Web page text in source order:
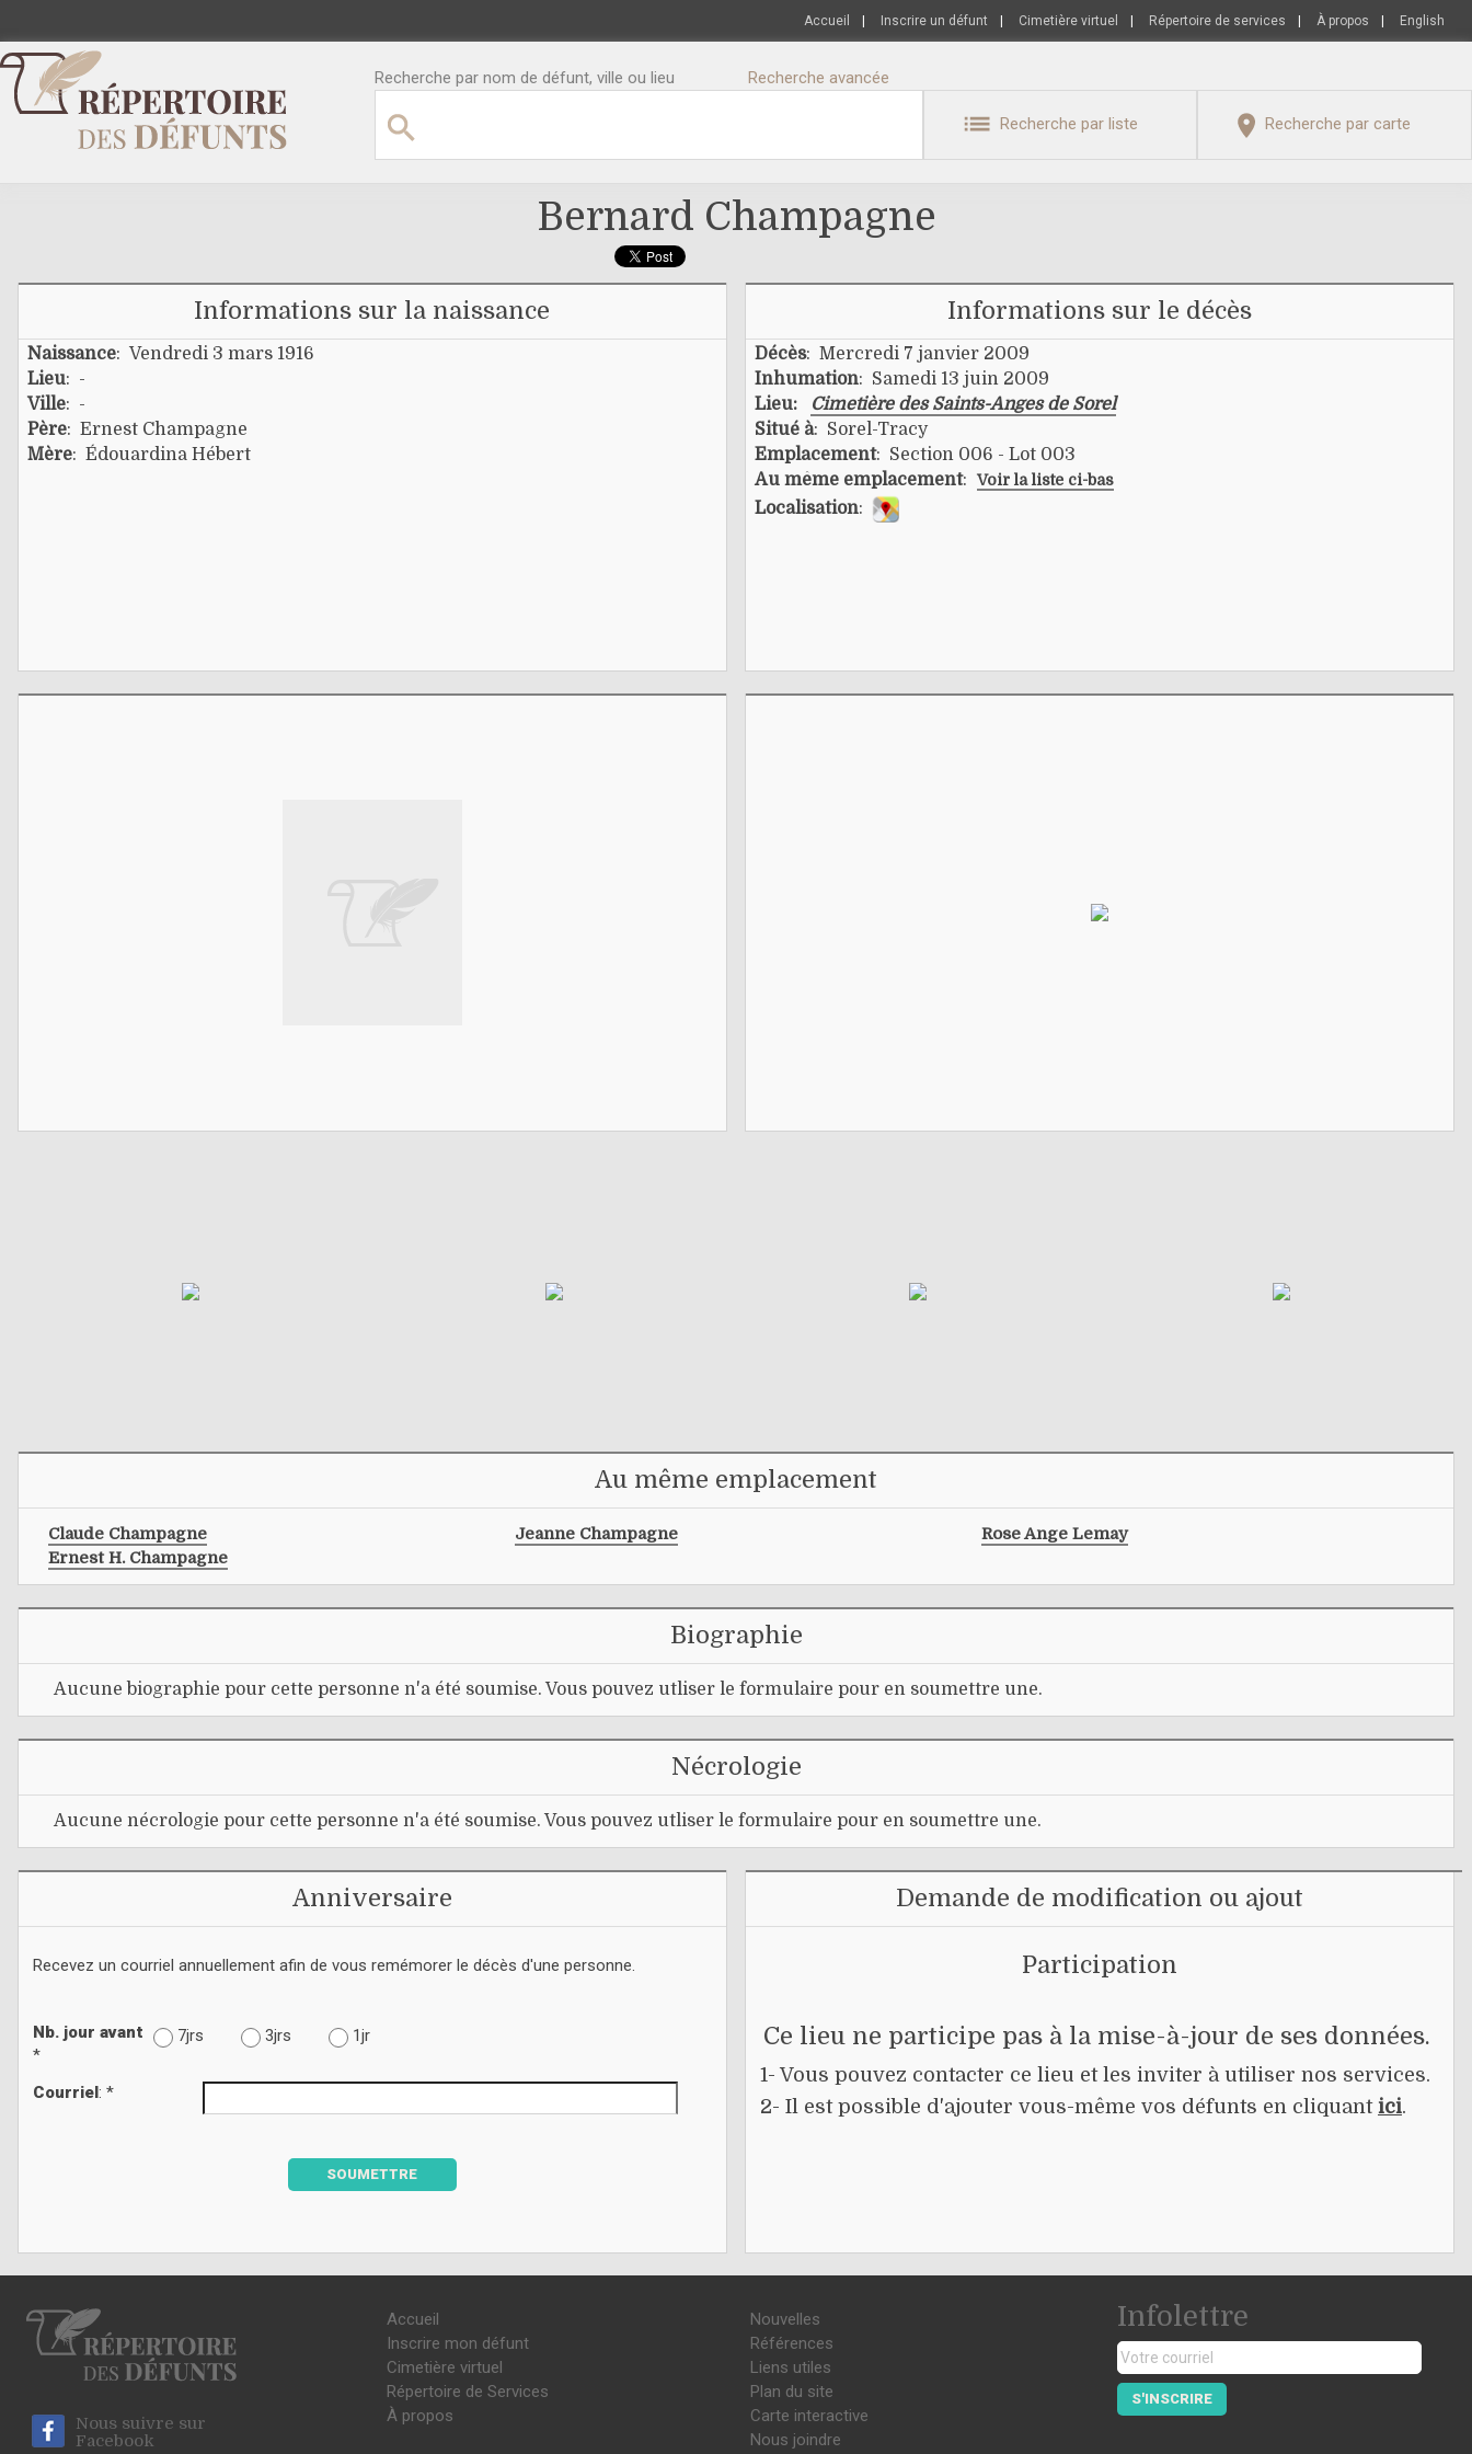
Accueil Inscrire un défunt Cimetière virtuel Répertoire de services À propos English
Recherche par nom de défunt, ville ou lieu Recherche avancée
Recherche par liste Recherche par carte
Bernard Champagne
Informations sur la naissance
Naissance: Vendredi 3 mars 1916
Lieu: -
Ville: -
Père: Ernest Champagne
Mère: Édouardina Hébert
Informations sur le décès
Décès: Mercredi 7 janvier 2009
Inhumation: Samedi 13 juin 2009
Lieu:
Cimetière des Saints-Anges de Sorel
Situé à: Sorel-Tracy
Emplacement: Section 006 - Lot 003
Au même emplacement: Voir la liste ci-bas
Localisation:
Au même emplacement
Claude Champagne
Ernest H. Champagne
Jeanne Champagne Rose Ange Lemay
Biographie
Aucune biographie pour cette personne n'a été soumise. Vous pouvez utliser le formulaire pour en soumettre une.
Nécrologie
Aucune nécrologie pour cette personne n'a été soumise. Vous pouvez utliser le formulaire pour en soumettre une.
Anniversaire
Recevez un courriel annuellement afin de vous remémorer le décès d'une personne.
Nb. jour avant
*
7jrs 3jrs 1jr
Courriel: *
SOUMETTRE
Demande de modification ou ajout
Participation
Ce lieu ne participe pas à la mise-à-jour de ses données.
1- Vous pouvez contacter ce lieu et les inviter à utiliser nos services.
2- Il est possible d'ajouter vous-même vos défunts en cliquant ici.
Nous suivre sur
Facebook
Accueil
Inscrire mon défunt
Cimetière virtuel
Répertoire de Services
À propos
Nouvelles
Références
Liens utiles
Plan du site
Carte interactive
Nous joindre
Infolettre
S'INSCRIRE